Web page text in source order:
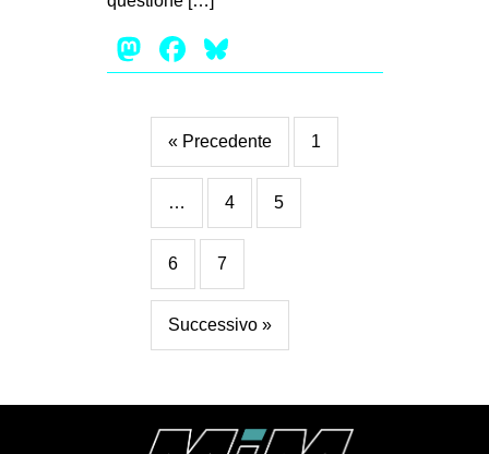
Mastodon
Facebook
« Precedente 1
… 4 5
6 7
Successivo »